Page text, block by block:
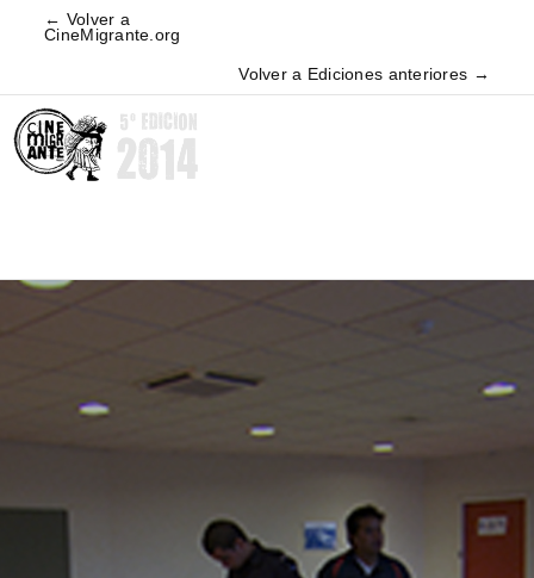
← Volver a
CineMigrante.org
Volver a Ediciones anteriores →